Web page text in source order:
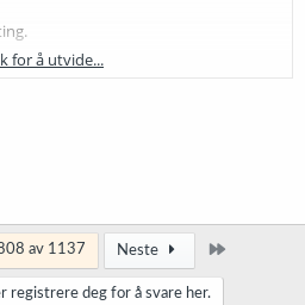
for å utvide...
av 1137 Neste
registrere deg for å svare her.